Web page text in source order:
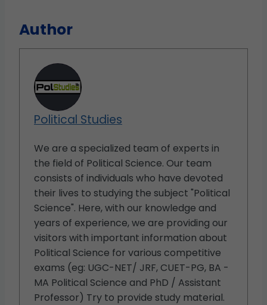
Author
Political Studies
We are a specialized team of experts in
the field of Political Science. Our team
consists of individuals who have devoted
their lives to studying the subject "Political
Science". Here, with our knowledge and
years of experience, we are providing our
visitors with important information about
Political Science for various competitive
exams (eg: UGC-NET/ JRF, CUET-PG, BA -
MA Political Science and PhD / Assistant
Professor) Try to provide study material.